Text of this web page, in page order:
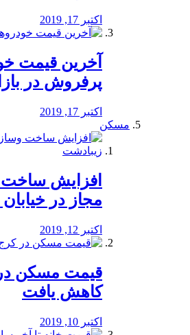
اکتبر 17, 2019
آخرین قیمت
پرفروش در
اکتبر 17, 2019
مسکن
افزایش ساخت
مجاز در
اکتبر 12, 2019
کاهش یافت
اکتبر 10, 2019